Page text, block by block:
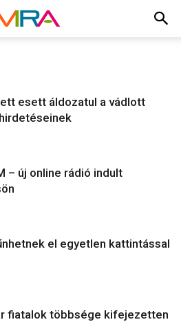
esett áldozatul a vádlott
– új online rádió indult
el egyetlen kattintással
fiatalok többsége kifejezetten